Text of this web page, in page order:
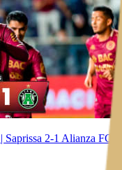
Saprissa 2-1 Alianza FC